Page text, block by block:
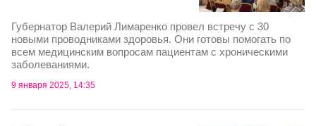
Губернатор Валерий Лимаренко провел встречу с 30
новыми проводниками здоровья. Они готовы помогать по
всем медицинским вопросам пациентам с хроническими
заболеваниями.
9 января 2025, 14:35